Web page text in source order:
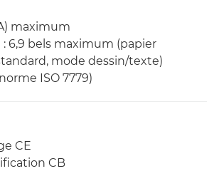
maximum
6,9 bels maximum (papier
mode dessin/texte)
ISO 7779)
CE
CB